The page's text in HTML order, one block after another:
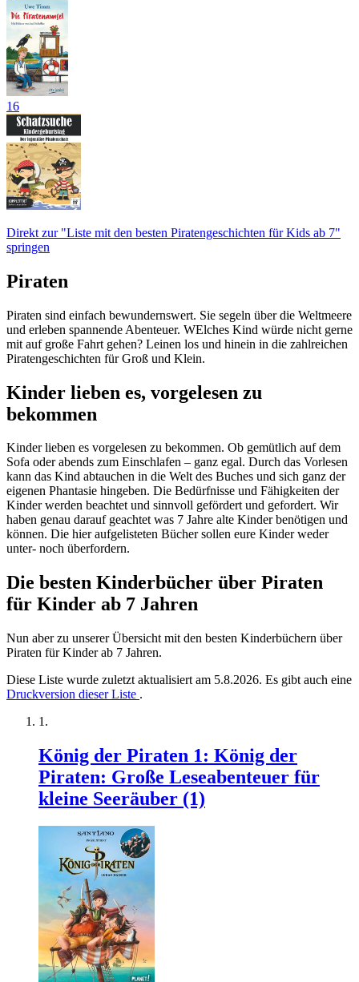
16
Direkt zur "Liste mit den besten Piratengeschichten für Kids ab 7"
springen
Piraten
Piraten sind einfach bewundernswert. Sie segeln über die Weltmeere
und erleben spannende Abenteuer. WElches Kind würde nicht gerne
mit auf große Fahrt gehen? Leinen los und hinein in die zahlreichen
Piratengeschichten für Groß und Klein.
Kinder lieben es, vorgelesen zu
bekommen
Kinder lieben es vorgelesen zu bekommen. Ob gemütlich auf dem
Sofa oder abends zum Einschlafen – ganz egal. Durch das Vorlesen
kann das Kind abtauchen in die Welt des Buches und sich ganz der
eigenen Phantasie hingeben. Die Bedürfnisse und Fähigkeiten der
Kinder werden beachtet und sinnvoll gefördert und gefordert. Wir
haben genau darauf geachtet was 7 Jahre alte Kinder benötigen und
können. Die hier aufgelisteten Bücher sollen eure Kinder weder
unter- noch überfordern.
Die besten Kinderbücher über Piraten
für Kinder ab 7 Jahren
Nun aber zu unserer Übersicht mit den besten Kinderbüchern über
Piraten für Kinder ab 7 Jahren.
Diese Liste wurde zuletzt aktualisiert am 5.8.2026. Es gibt auch eine
Druckversion dieser Liste .
König der Piraten 1: König der
Piraten: Große Leseabenteuer für
kleine Seeräuber (1)